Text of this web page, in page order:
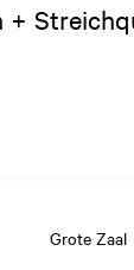
+
Grote Zaal